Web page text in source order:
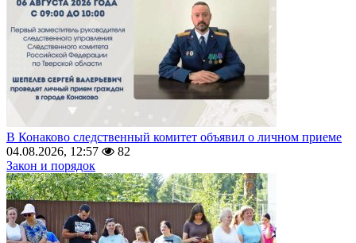
В Конаково следственный комитет объявил о личном приеме
04.08.2026, 12:57
82
Закон и порядок